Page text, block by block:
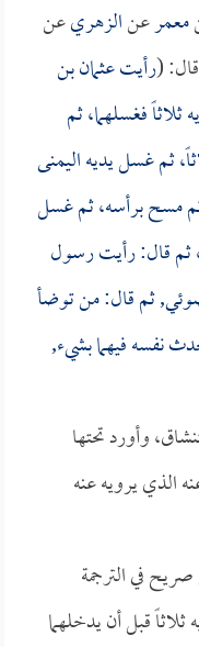
معمرعنالزهريعن
قال: (رأيتعثمان بن
فغسلهما، ثم
ثم غسل يديه اليمنى
ثم مسح برأسه، ثم غسل
ثم قال: رأيت رسول
ثم قال: من توضأ
نفسه فيهما بشيء,
وأورد تحتها
الذي يرويه عنه
في الترجمة
قبل أن يدخلهما